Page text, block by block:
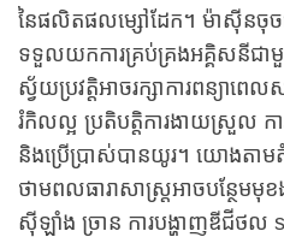
នៃផលិតផលម្សៅដែក។ ម៉ាស៊ីនចុចធ
ទទួលយកការគ្រប់គ្រងអគ្គិសនីជា
ស្វ័យប្រវត្តិអាចរក្សាការពន្យាពេ
រំកិលល្អ ប្រតិបត្តិការងាយស្រួល ក
និងប្រើប្រាស់បានយូរ។ យោងតាមតំ
ថាមពលធារាសាស្ត្រអាចបន្ថែមមុ
ស៊ីឡាំង ច្រាន ការបង្ហាញឌីជីថល